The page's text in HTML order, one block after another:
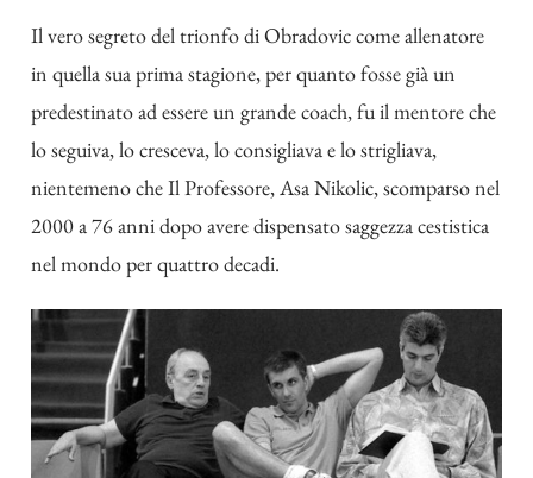
Il vero segreto del trionfo di Obradovic come allenatore
in quella sua prima stagione, per quanto fosse già un
predestinato ad essere un grande coach, fu il mentore che
lo seguiva, lo cresceva, lo consigliava e lo strigliava,
nientemeno che Il Professore, Asa Nikolic, scomparso nel
2000 a 76 anni dopo avere dispensato saggezza cestistica
nel mondo per quattro decadi.